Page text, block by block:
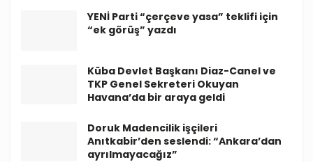
YENİ Parti “çerçeve yasa” teklifi için
“ek görüş” yazdı
Küba Devlet Başkanı Diaz-Canel ve
TKP Genel Sekreteri Okuyan
Havana’da bir araya geldi
Doruk Madencilik işçileri
Anıtkabir’den seslendi: “Ankara’dan
ayrılmayacağız”